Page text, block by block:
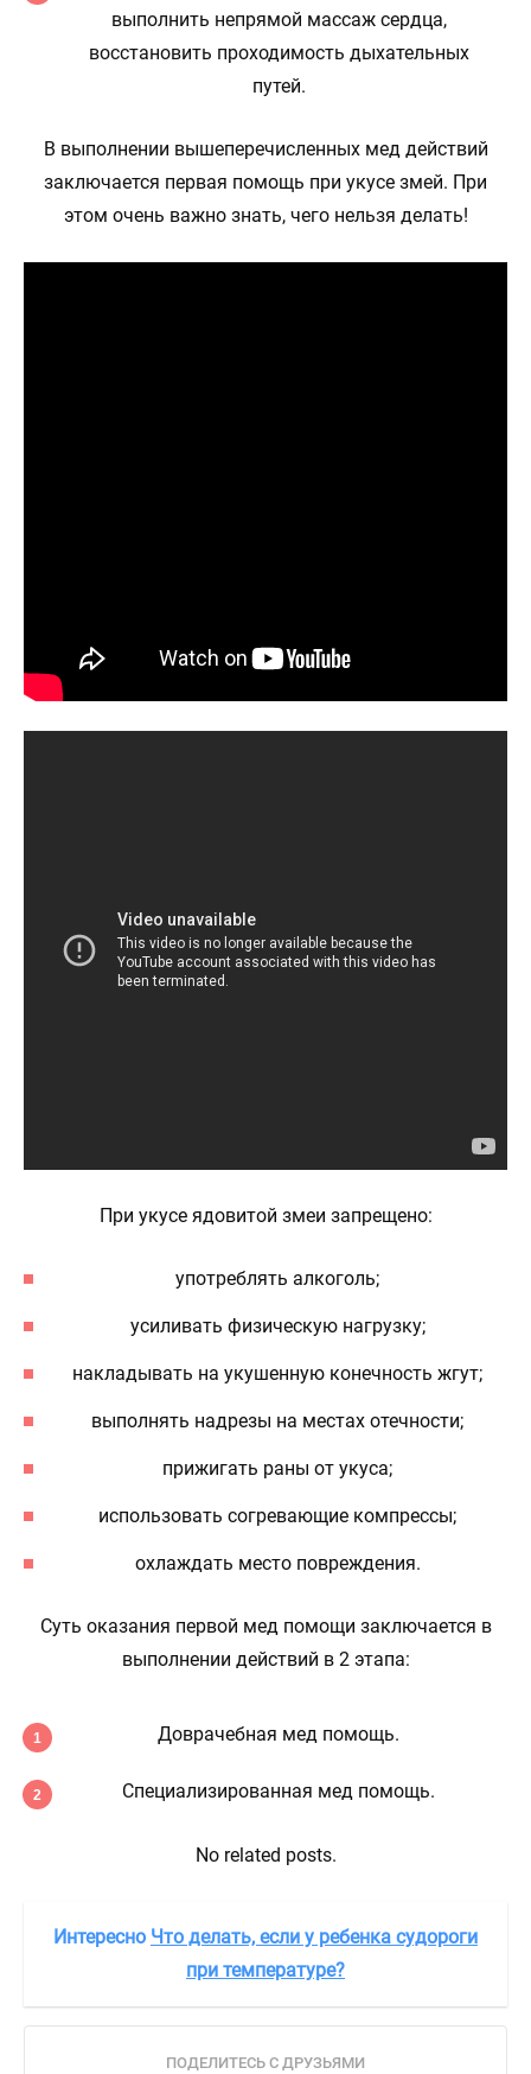
выполнить непрямой массаж сердца,
восстановить проходимость дыхательных
путей.
В выполнении вышеперечисленных мед действий
заключается первая помощь при укусе змей. При
этом очень важно знать, чего нельзя делать!
При укусе ядовитой змеи запрещено:
употреблять алкоголь;
усиливать физическую нагрузку;
накладывать на укушенную конечность жгут;
выполнять надрезы на местах отечности;
прижигать раны от укуса;
использовать согревающие компрессы;
охлаждать место повреждения.
Суть оказания первой мед помощи заключается в
выполнении действий в 2 этапа:
Доврачебная мед помощь.
Специализированная мед помощь.
No related posts.
Интересно Что делать, если у ребенка судороги
при температуре?
ПОДЕЛИТЕСЬ С ДРУЗЬЯМИ